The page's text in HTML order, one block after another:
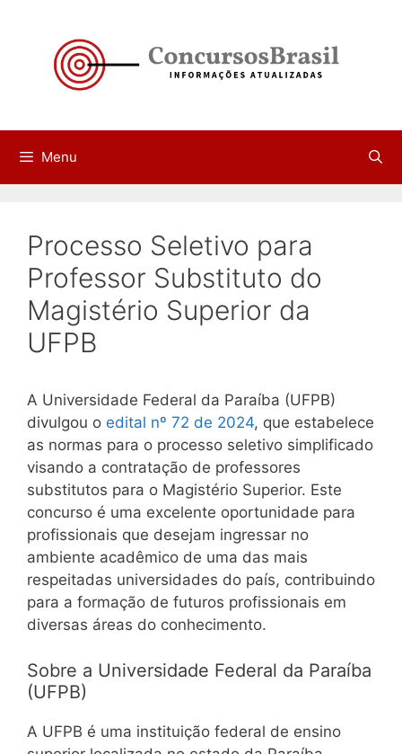
conteúdo
Menu
Processo Seletivo para
Professor Substituto do
Magistério Superior da
UFPB
A Universidade Federal da Paraíba (UFPB)
divulgou o edital nº 72 de 2024, que estabelece
as normas para o processo seletivo simplificado
visando a contratação de professores
substitutos para o Magistério Superior. Este
concurso é uma excelente oportunidade para
profissionais que desejam ingressar no
ambiente acadêmico de uma das mais
respeitadas universidades do país, contribuindo
para a formação de futuros profissionais em
diversas áreas do conhecimento.
Sobre a Universidade Federal da Paraíba
(UFPB)
A UFPB é uma instituição federal de ensino